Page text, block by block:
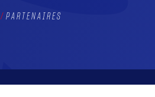
PARTENAIRES